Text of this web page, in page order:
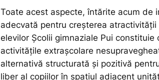
Toate acest aspecte, întărite acum de
adecvată pentru creșterea
elevilor Școlii gimnaziale Pui constituie
activitățile extrașcolare
alternativă structurată și pozitivă
liber al copiilor în spațiul adiacent